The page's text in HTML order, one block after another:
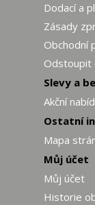
Dodací a
Zásady
Obchodní
Odstoupit
Slevy a
Akční
Ostatní
Mapa
Můj účet
Můj účet
Historie